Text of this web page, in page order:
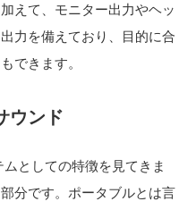
えて、モニター出力やヘッ
力を備えており、目的に合
できます。
ウンド
としての特徴を見てきま
分です。ポータブルとは言